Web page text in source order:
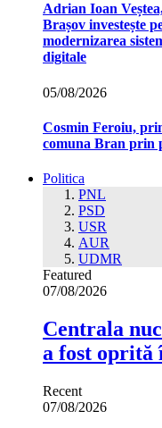
Adrian Ioan
Brașov investește
modernizarea
digitale
05/08/2026
Cosmin Feroiu,
comuna Bran prin
Politica
PNL
PSD
USR
AUR
UDMR
Featured
07/08/2026
Centrala
a fost oprită
Recent
07/08/2026